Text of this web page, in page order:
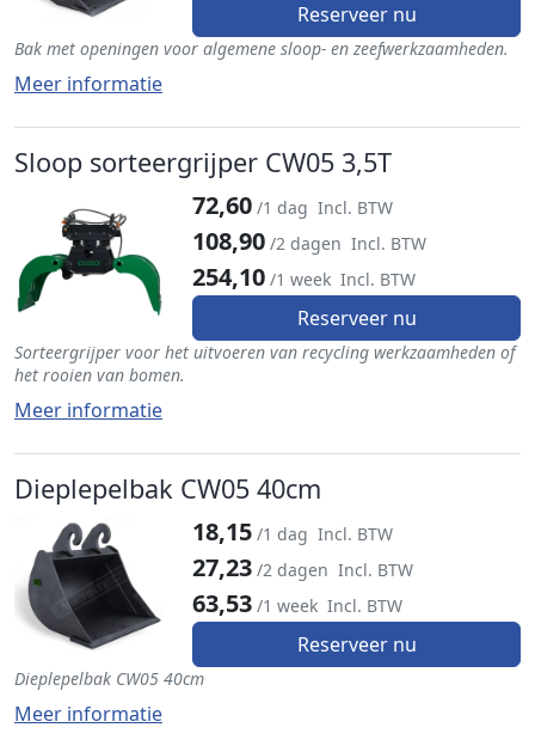
Reserveer nu
Bak met openingen voor algemene sloop- en zeefwerkzaamheden.
Meer informatie
Sloop sorteergrijper CW05 3,5T
72,60 /1 dag Incl. BTW
108,90 /2 dagen Incl. BTW
254,10 /1 week Incl. BTW
Reserveer nu
Sorteergrijper voor het uitvoeren van recycling werkzaamheden of
het rooien van bomen.
Meer informatie
Dieplepelbak CW05 40cm
18,15 /1 dag Incl. BTW
27,23 /2 dagen Incl. BTW
63,53 /1 week Incl. BTW
Reserveer nu
Dieplepelbak CW05 40cm
Meer informatie